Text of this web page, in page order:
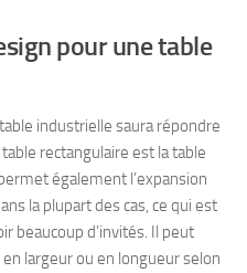
pour une table
industrielle saura répondre
rectangulaire est la table
également l’expansion
la plupart des cas, ce qui est
beaucoup d’invités. Il peut
largeur ou en longueur selon